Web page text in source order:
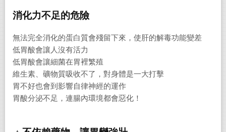
消化力不足的危險
無法完全消化的蛋白質會殘留下來，使肝的解毒功能變差
低胃酸會讓人沒有活力
低胃酸會讓細菌在胃裡繁殖
維生素、礦物質吸收不了，對身體是一大打擊
胃不好也會到影響自律神經的運作
胃酸分泌不足，連腸內環境都會惡化！